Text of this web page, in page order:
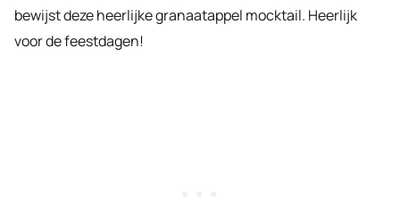
bewijst deze heerlijke granaatappel mocktail. Heerlijk
voor de feestdagen!